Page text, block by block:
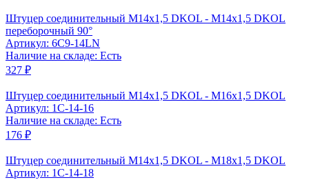
Штуцер соединительный M14x1,5 DKOL - M14x1,5 DKOL
переборочный 90°
Артикул: 6C9-14LN
Наличие на складе: Есть
327 ₽
Штуцер соединительный M14x1,5 DKOL - M16x1,5 DKOL
Артикул: 1C-14-16
Наличие на складе: Есть
176 ₽
Штуцер соединительный M14x1,5 DKOL - M18x1,5 DKOL
Артикул: 1C-14-18